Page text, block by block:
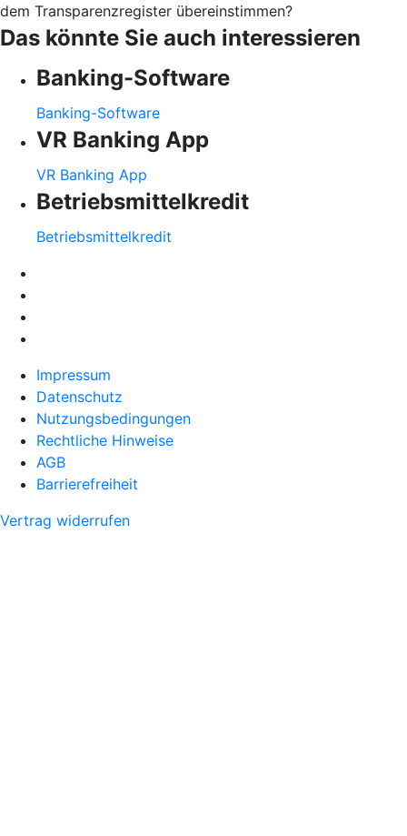
dem Transparenzregister übereinstimmen?
Das könnte Sie auch interessieren
Banking-Software
Banking-Software
VR Banking App
VR Banking App
Betriebsmittelkredit
Betriebsmittelkredit
Impressum
Datenschutz
Nutzungsbedingungen
Rechtliche Hinweise
AGB
Barrierefreiheit
Vertrag widerrufen